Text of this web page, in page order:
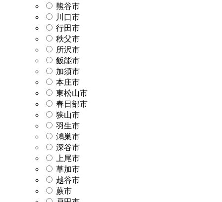
熊谷市
川口市
行田市
秩父市
所沢市
飯能市
加須市
本庄市
東松山市
春日部市
狭山市
羽生市
鴻巣市
深谷市
上尾市
草加市
越谷市
蕨市